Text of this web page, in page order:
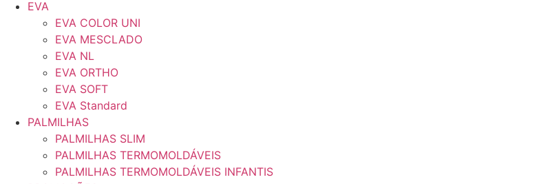
EVA
EVA COLOR UNI
EVA MESCLADO
EVA NL
EVA ORTHO
EVA SOFT
EVA Standard
PALMILHAS
PALMILHAS SLIM
PALMILHAS TERMOMOLDÁVEIS
PALMILHAS TERMOMOLDÁVEIS INFANTIS